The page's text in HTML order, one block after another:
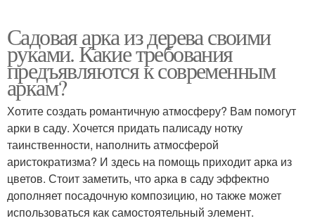
Садовая арка из дерева своими
руками. Какие требования
предъявляются к современным
аркам?
Хотите создать романтичную атмосферу? Вам помогут
арки в саду. Хочется придать палисаду нотку
таинственности, наполнить атмосферой
аристократизма? И здесь на помощь приходит арка из
цветов. Стоит заметить, что арка в саду эффектно
дополняет посадочную композицию, но также может
использоваться как самостоятельный элемент.